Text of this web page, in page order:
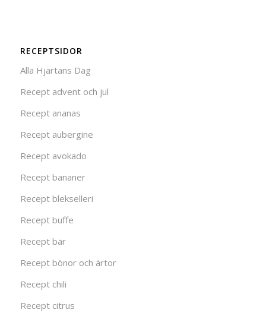
RECEPTSIDOR
Alla Hjärtans Dag
Recept advent och jul
Recept ananas
Recept aubergine
Recept avokado
Recept bananer
Recept blekselleri
Recept buffe
Recept bär
Recept bönor och ärtor
Recept chili
Recept citrus